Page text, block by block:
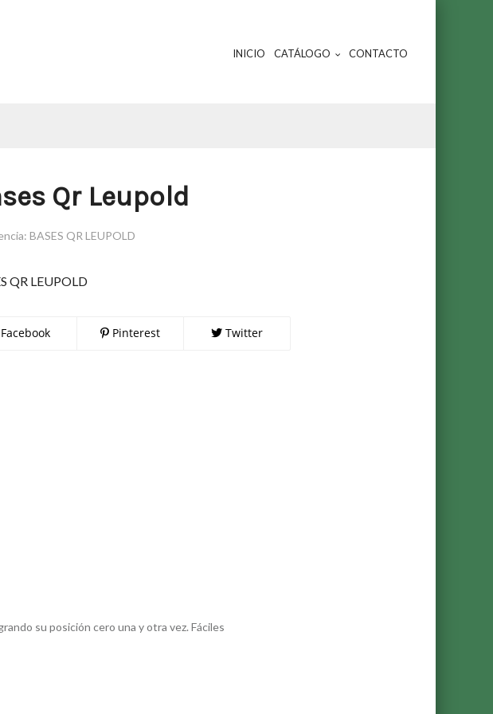
INICIO CATÁLOGO CONTACTO
Qr Leupold
BASES QR LEUPOLD
QR LEUPOLD
Facebook Pinterest Twitter
su posición cero una y otra vez. Fáciles